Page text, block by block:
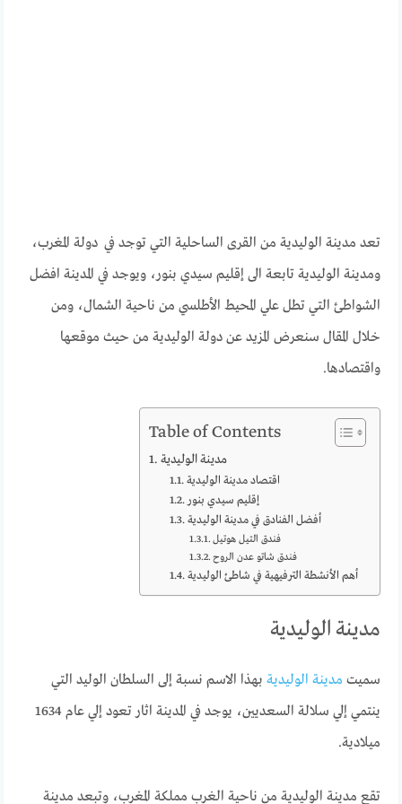
تعد مدينة الوليدية من القرى الساحلية التي توجد في دولة المغرب،
ومدينة الوليدية تابعة الى إقليم سيدي بنور، ويوجد في المدينة افضل
الشواطئ التي تطل علي المحيط الأطلسي من ناحية الشمال، ومن
خلال المقال سنعرض المزيد عن دولة الوليدية من حيث موقعها
واقتصادها.
Table of Contents
مدينة الوليدية
مدينة الوليدية
سميت مدينة الوليدية بهذا الاسم نسبة إلى السلطان الوليد التي
ينتمي إلي سلالة السعديين، يوجد في المدينة اثار تعود إلي عام 1634
ميلادية.
تقع مدينة الوليدية من ناحية الغرب مملكة المغرب، وتبعد مدينة